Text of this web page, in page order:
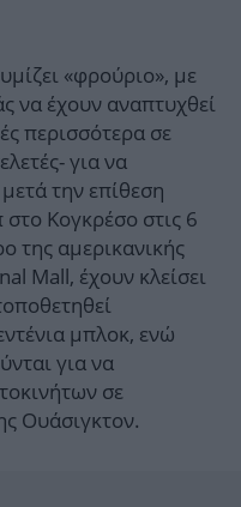
«φρούριο», με
να έχουν αναπτυχθεί
περισσότερα σε
για να
την επίθεση
Κογκρέσο στις 6
της αμερικανικής
Mall, έχουν κλείσει
μπλοκ, ενώ
για να
σε
Ουάσιγκτον.